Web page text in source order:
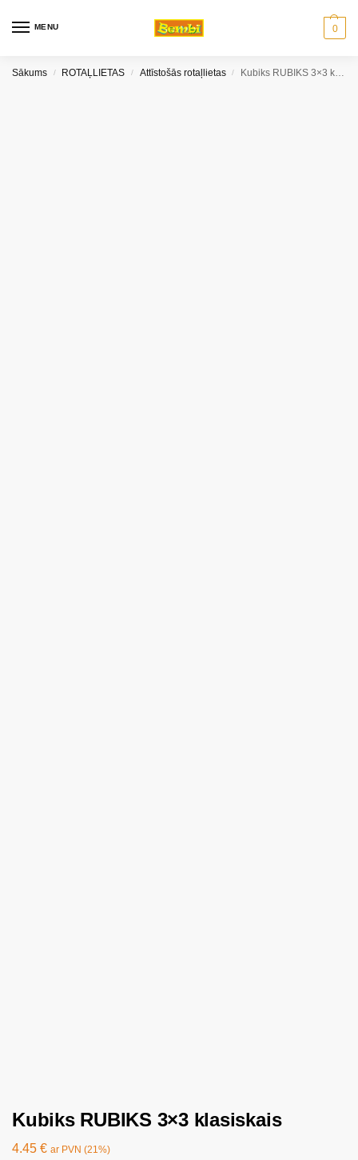
MENU 0
Sākums / ROTAĻLIETAS / Attīstošās rotaļlietas / Kubiks RUBIKS 3×3 klasiskais
Kubiks RUBIKS 3×3 klasiskais
4.45 € ar PVN (21%)